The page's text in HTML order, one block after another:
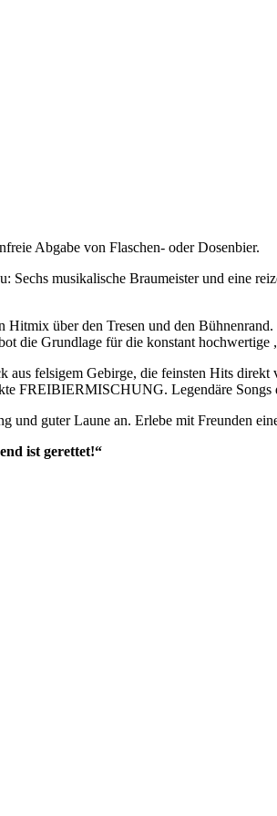
Abgabe von Flaschen- oder Dosenbier.
musikalische Braumeister und eine
über den Tresen und den
die Grundlage für die konstant
felsigem Gebirge, die feinsten Hits
FREIBIERMISCHUNG. Legendäre
guter Laune an. Erlebe mit Freunden
ist gerettet!“